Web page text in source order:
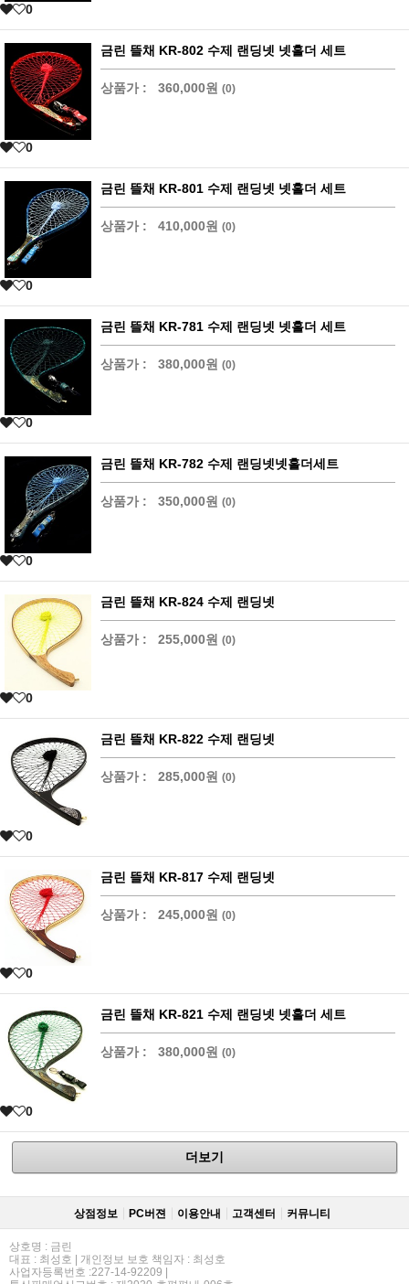
0
금린 뜰채 KR-802 수제 랜딩넷 넷홀더 세트
상품가 : 360,000원 (0)
0
금린 뜰채 KR-801 수제 랜딩넷 넷홀더 세트
상품가 : 410,000원 (0)
0
금린 뜰채 KR-781 수제 랜딩넷 넷홀더 세트
상품가 : 380,000원 (0)
0
금린 뜰채 KR-782 수제 랜딩넷넷홀더세트
상품가 : 350,000원 (0)
0
금린 뜰채 KR-824 수제 랜딩넷
상품가 : 255,000원 (0)
0
금린 뜰채 KR-822 수제 랜딩넷
상품가 : 285,000원 (0)
0
금린 뜰채 KR-817 수제 랜딩넷
상품가 : 245,000원 (0)
0
금린 뜰채 KR-821 수제 랜딩넷 넷홀더 세트
상품가 : 380,000원 (0)
0
더보기
상점정보 PC버젼 이용안내 고객센터 커뮤니티
상호명 : 금린
대표 : 최성호 | 개인정보 보호 책임자 : 최성호
사업자등록번호 :227-14-92209 |